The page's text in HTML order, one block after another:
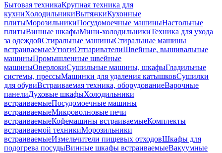
Бытовая техникаКрупная техника для
кухниХолодильникиВытяжкиКухонные
плитыМорозильникиПосудомоечные машиныНастольные
плитыВинные шкафыМини-холодильникиТехника для ухода
за одеждойСтиральные машиныСтиральные машины
встраиваемыеУтюгиОтпаривателиШвейные, вышивальные
машиныПромышленные швейные
машиныОверлокиСушильные машины, шкафыГладильные
системы, прессыМашинки для удаления катышковСушилки
для обувиВстраиваемая техника, оборудованиеВарочные
панелиДуховые шкафыХолодильники
встраиваемыеПосудомоечные машины
встраиваемыеМикроволновые печи
встраиваемыеКофемашины встраиваемыеКомплекты
встраиваемой техникиМорозильники
встраиваемыеИзмельчители пищевых отходовШкафы для
подогрева посудыВинные шкафы встраиваемыеВакуумные